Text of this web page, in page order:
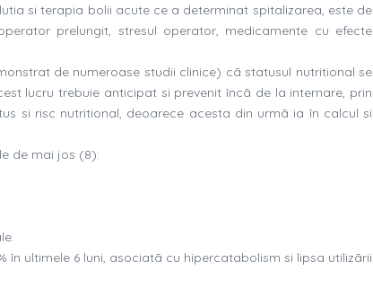
si terapia bolii acute ce a determinat spitalizarea, este de
prelungit, stresul operator, medicamente cu efecte
de numeroase studii clinice) cã statusul nutritional se
lucru trebuie anticipat si prevenit încã de la internare, prin
si risc nutritional, deoarece acesta din urmã ia în calcul si
de mai jos (8):
în ultimele 6 luni, asociatã cu hipercatabolism si lipsa utilizãrii